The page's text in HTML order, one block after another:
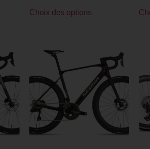
Choix des options